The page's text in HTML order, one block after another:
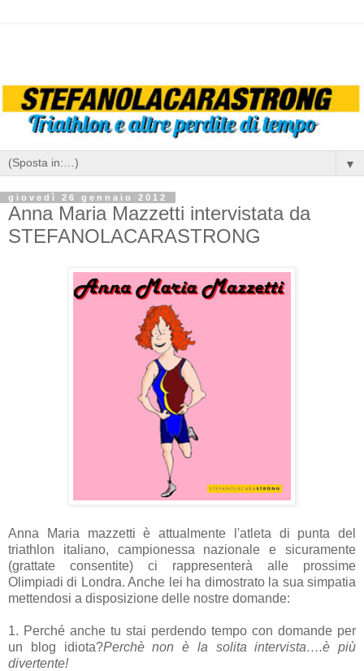
▼
giovedì 26 gennaio 2012
Anna Maria Mazzetti intervistata da
STEFANOLACARASTRONG
Anna Maria mazzetti è attualmente l'atleta di punta del
triathlon italiano, campionessa nazionale e sicuramente
(grattate consentite) ci rappresenterà alle prossime
Olimpiadi di Londra. Anche lei ha dimostrato la sua simpatia
mettendosi a disposizione delle nostre domande:
1. Perché anche tu stai perdendo tempo con domande per
un blog idiota?Perchè non è la solita intervista….è più
divertente!